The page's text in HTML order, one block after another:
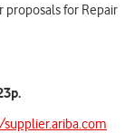
proposals for Repair